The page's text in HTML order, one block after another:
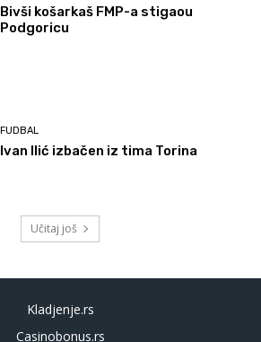
Bivši košarkaš FMP-a stigaou
Podgoricu
FUDBAL
Ivan Ilić izbačen iz tima Torina
Učitaj još
Kladjenje.rs
Casinobonus.rs